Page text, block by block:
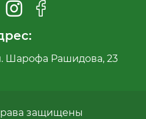
Шарофа Рашидова, 23
защищены